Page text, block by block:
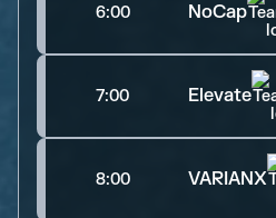
6:00 NoCap
7:00 Elevate
8:00 VARIANX